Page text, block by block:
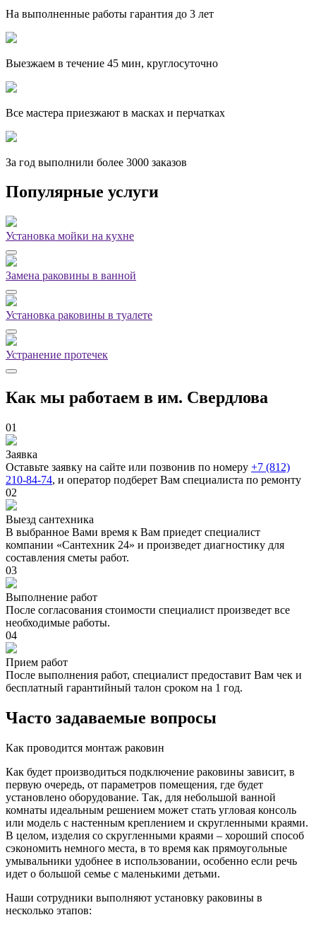
На выполненные работы гарантия до 3 лет
Выезжаем в течение 45 мин, круглосуточно
Все мастера приезжают в масках и перчатках
За год выполнили более 3000 заказов
Популярные услуги
Установка мойки на кухне
Замена раковины в ванной
Установка раковины в туалете
Устранение протечек
Как мы работаем в им. Свердлова
01
Заявка
Оставьте заявку на сайте или позвонив по номеру +7 (812)
210-84-74, и оператор подберет Вам специалиста по ремонту
02
Выезд сантехника
В выбранное Вами время к Вам приедет специалист
компании «Сантехник 24» и произведет диагностику для
составления сметы работ.
03
Выполнение работ
После согласования стоимости специалист произведет все
необходимые работы.
04
Прием работ
После выполнения работ, специалист предоставит Вам чек и
бесплатный гарантийный талон сроком на 1 год.
Часто задаваемые вопросы
Как проводится монтаж раковин
Как будет производиться подключение раковины зависит, в
первую очередь, от параметров помещения, где будет
установлено оборудование. Так, для небольшой ванной
комнаты идеальным решением может стать угловая консоль
или модель с настенным креплением и скругленными краями.
В целом, изделия со скругленными краями – хороший способ
сэкономить немного места, в то время как прямоугольные
умывальники удобнее в использовании, особенно если речь
идет о большой семье с маленькими детьми.
Наши сотрудники выполняют установку раковины в
несколько этапов: